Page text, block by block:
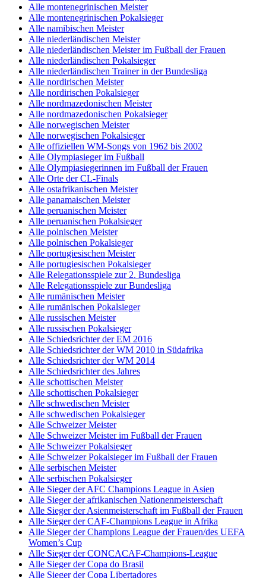
Alle montenegrinischen Meister
Alle montenegrinischen Pokalsieger
Alle namibischen Meister
Alle niederländischen Meister
Alle niederländischen Meister im Fußball der Frauen
Alle niederländischen Pokalsieger
Alle niederländischen Trainer in der Bundesliga
Alle nordirischen Meister
Alle nordirischen Pokalsieger
Alle nordmazedonischen Meister
Alle nordmazedonischen Pokalsieger
Alle norwegischen Meister
Alle norwegischen Pokalsieger
Alle offiziellen WM-Songs von 1962 bis 2002
Alle Olympiasieger im Fußball
Alle Olympiasiegerinnen im Fußball der Frauen
Alle Orte der CL-Finals
Alle ostafrikanischen Meister
Alle panamaischen Meister
Alle peruanischen Meister
Alle peruanischen Pokalsieger
Alle polnischen Meister
Alle polnischen Pokalsieger
Alle portugiesischen Meister
Alle portugiesischen Pokalsieger
Alle Relegationsspiele zur 2. Bundesliga
Alle Relegationsspiele zur Bundesliga
Alle rumänischen Meister
Alle rumänischen Pokalsieger
Alle russischen Meister
Alle russischen Pokalsieger
Alle Schiedsrichter der EM 2016
Alle Schiedsrichter der WM 2010 in Südafrika
Alle Schiedsrichter der WM 2014
Alle Schiedsrichter des Jahres
Alle schottischen Meister
Alle schottischen Pokalsieger
Alle schwedischen Meister
Alle schwedischen Pokalsieger
Alle Schweizer Meister
Alle Schweizer Meister im Fußball der Frauen
Alle Schweizer Pokalsieger
Alle Schweizer Pokalsieger im Fußball der Frauen
Alle serbischen Meister
Alle serbischen Pokalsieger
Alle Sieger der AFC Champions League in Asien
Alle Sieger der afrikanischen Nationenmeisterschaft
Alle Sieger der Asienmeisterschaft im Fußball der Frauen
Alle Sieger der CAF-Champions League in Afrika
Alle Sieger der Champions League der Frauen/des UEFA
Women’s Cup
Alle Sieger der CONCACAF-Champions-League
Alle Sieger der Copa do Brasil
Alle Sieger der Copa Libertadores